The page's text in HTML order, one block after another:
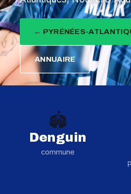
← PYRÉNÉES-
ANNUAIRE
🏟️
Denguin
commune